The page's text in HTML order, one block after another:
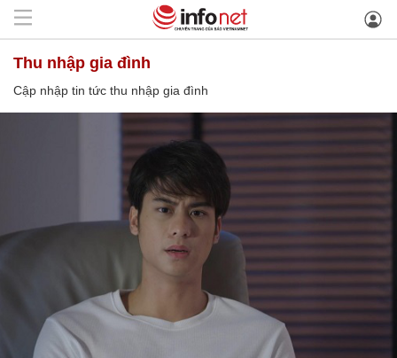
thu nhập gia đình
Cập nhập tin tức thu nhập gia đình